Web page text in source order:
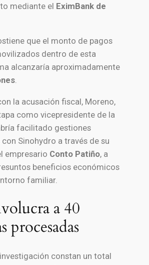
mediante el EximBank de
que el monto de pagos
dentro de esta
alcanzaría aproximadamente
.
la acusación fiscal, Moreno,
como vicepresidente de la
facilitado gestiones
Sinohydro a través de su
empresario Conto Patiño, a
beneficios económicos
familiar.
a 40
procesadas
constan un total